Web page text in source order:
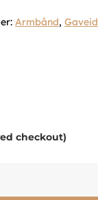
Armbånd,
checkout)